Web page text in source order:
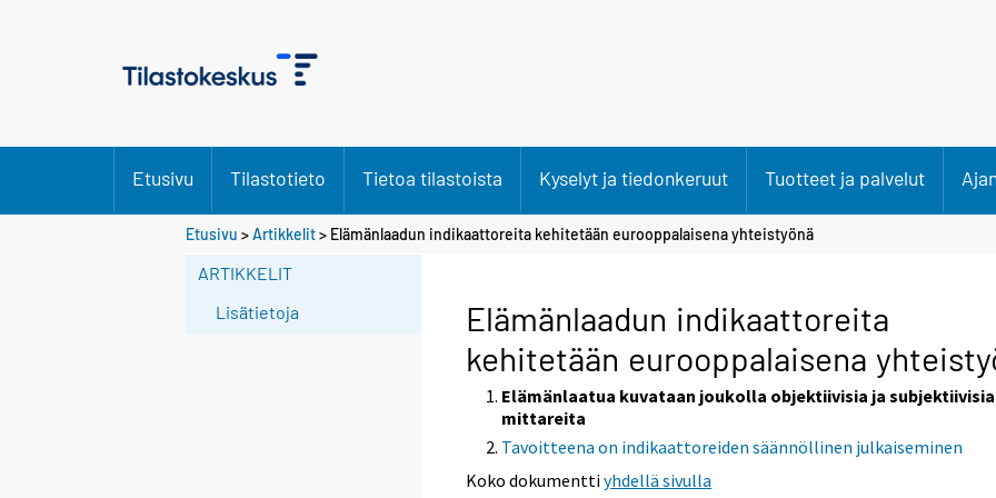
Etusivu Tilastotieto Tietoa tilastoista Kyselyt ja tiedonkeruut Tuotteet ja palvelut
Etusivu >Artikkelit> Elämänlaadun indikaattoreita kehitetään eurooppalaisena yhteistyönä
ARTIKKELIT
Lisätietoja
Elämänlaadun indikaattoreita
kehitetään eurooppalaisena
Elämänlaatua kuvataan joukolla objektiivisia ja subjektiivisia
mittareita
Tavoitteena on indikaattoreiden säännöllinen julkaiseminen
Koko dokumenttiyhdellä sivulla
S